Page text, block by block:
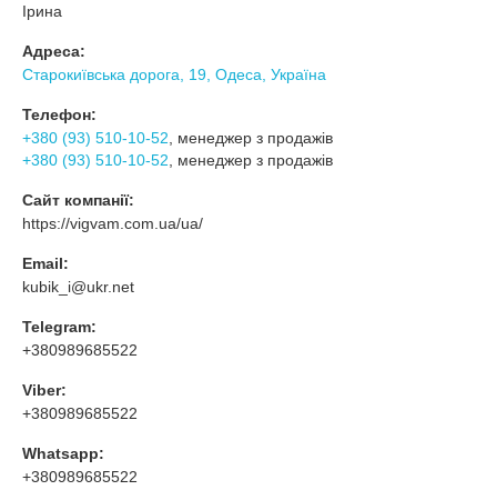
Ірина
Адреса:
Старокиївська дорога, 19, Одеса, Україна
Телефон:
+380 (93) 510-10-52 , менеджер з продажів
+380 (93) 510-10-52 , менеджер з продажів
Сайт компанії:
https://vigvam.com.ua/ua/
Email:
kubik_i@ukr.net
Telegram:
+380989685522
Viber:
+380989685522
Whatsapp:
+380989685522